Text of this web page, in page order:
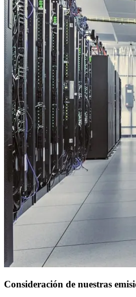
Consideración de nuestras